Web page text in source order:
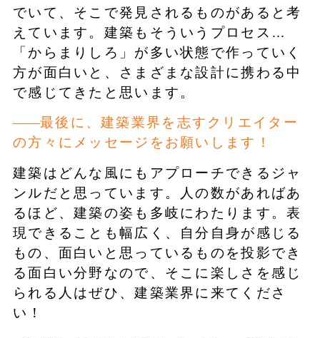
でいて、そこで発見されるものがあると考
えています。建築もそういうプロセス…
「からまりしろ」が多い状態で作っていく
方が面白いと、さまざまな設計に携わる中
で感じてきたと思います。
最後に、建築業界を志すクリエイター
の方々にメッセージをお願いします！
建築はどんな風にもアプローチできるジャ
ンルだと思っています。人の数があればあ
るほど、建築の姿も多岐にわたります。表
現できることも幅広く、自分自身が感じる
もの、面白いと思っているものを投影でき
る面白い分野なので、そこに楽しさを感じ
られる人はぜひ、建築業界に来てくださ
い！